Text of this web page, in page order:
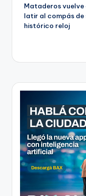
Mataderos vuelve
latir al compás de
histórico reloj